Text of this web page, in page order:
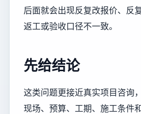
后面就会出现反复改报价、反
返工或验收口径不一致。
先给结论
这类问题更接近真实项目咨询
现场、预算、工期、施工条件